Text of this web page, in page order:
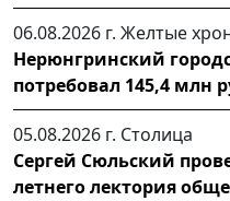
06.08.2026 г. Желтые
Нерюнгринский
потребовал 145,4 млн
05.08.2026 г. Столица
Сергей Сюльский
летнего лектория